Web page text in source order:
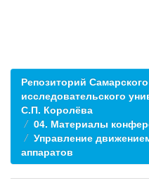
Репозиторий
исследовательского
С.П. Королёва
04. Материалы
Управление
аппаратов